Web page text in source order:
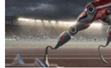
„ორ